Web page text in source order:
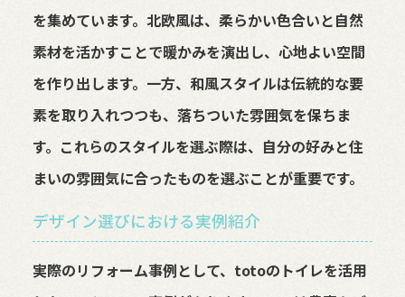
を集めています。北欧風は、柔らかい色合いと自然
素材を活かすことで暖かみを演出し、心地よい空間
を作り出します。一方、和風スタイルは伝統的な要
素を取り入れつつも、落ちついた雰囲気を保ちま
す。これらのスタイルを選ぶ際は、自分の好みと住
まいの雰囲気に合ったものを選ぶことが重要です。
デザイン選びにおける実例紹介
実際のリフォーム事例として、totoのトイレを活用